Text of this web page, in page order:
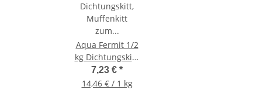
Aqua Fermit 1/2
kg Dichtungskitt,
Muffenkitt zum
Abdichten, in
7,23 € *
14,46 € / 1 kg